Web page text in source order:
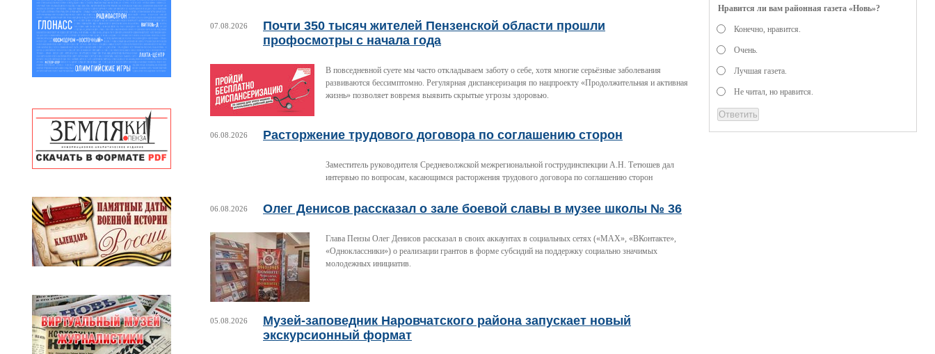
07.08.2026
Почти 350 тысяч жителей Пензенской области прошли
профосмотры с начала года
В повседневной суете мы часто откладываем заботу о себе, хотя многие серьёзные заболевания
развиваются бессимптомно. Регулярная диспансеризация по нацпроекту «Продолжительная и активная
жизнь» позволяет вовремя выявить скрытые угрозы здоровью.
06.08.2026 Расторжение трудового договора по соглашению сторон
Заместитель руководителя Средневолжской межрегиональной гострудинспекции А.Н. Тетюшев дал
интервью по вопросам, касающимся расторжения трудового договора по соглашению сторон
06.08.2026 Олег Денисов рассказал о зале боевой славы в музее школы № 36
Глава Пензы Олег Денисов рассказал в своих аккаунтах в социальных сетях («МАХ», «ВКонтакте»,
«Одноклассники») о реализации грантов в форме субсидий на поддержку социально значимых
молодежных инициатив.
05.08.2026
Музей-заповедник Наровчатского района запускает новый
экскурсионный формат
Нравится ли вам районная газета «Новь»?
Конечно, нравится.
Очень.
Лучшая газета.
Не читал, но нравится.